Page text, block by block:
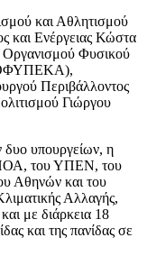
και Αθλητισμού
και Ενέργειας Κώστα
Οργανισμού Φυσικού
(ΟΦΥΠΕΚΑ),
Περιβάλλοντος
Γιώργου
δυο υπουργείων, η
του ΥΠΕΝ, του
Αθηνών και του
Αλλαγής,
με διάρκεια 18
και της πανίδας σε